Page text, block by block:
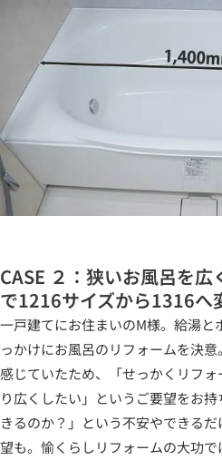
CASE ２：狭いお風呂を
で1216サイズから1316へ
一戸建てにお住まいのM様。給湯と
っかけにお風呂のリフォームを決
感じていたため、「せっかくリフ
り広くしたい」というご要望をお
きるのか？」という不安やできる
望も。愉くらしリフォームの大功